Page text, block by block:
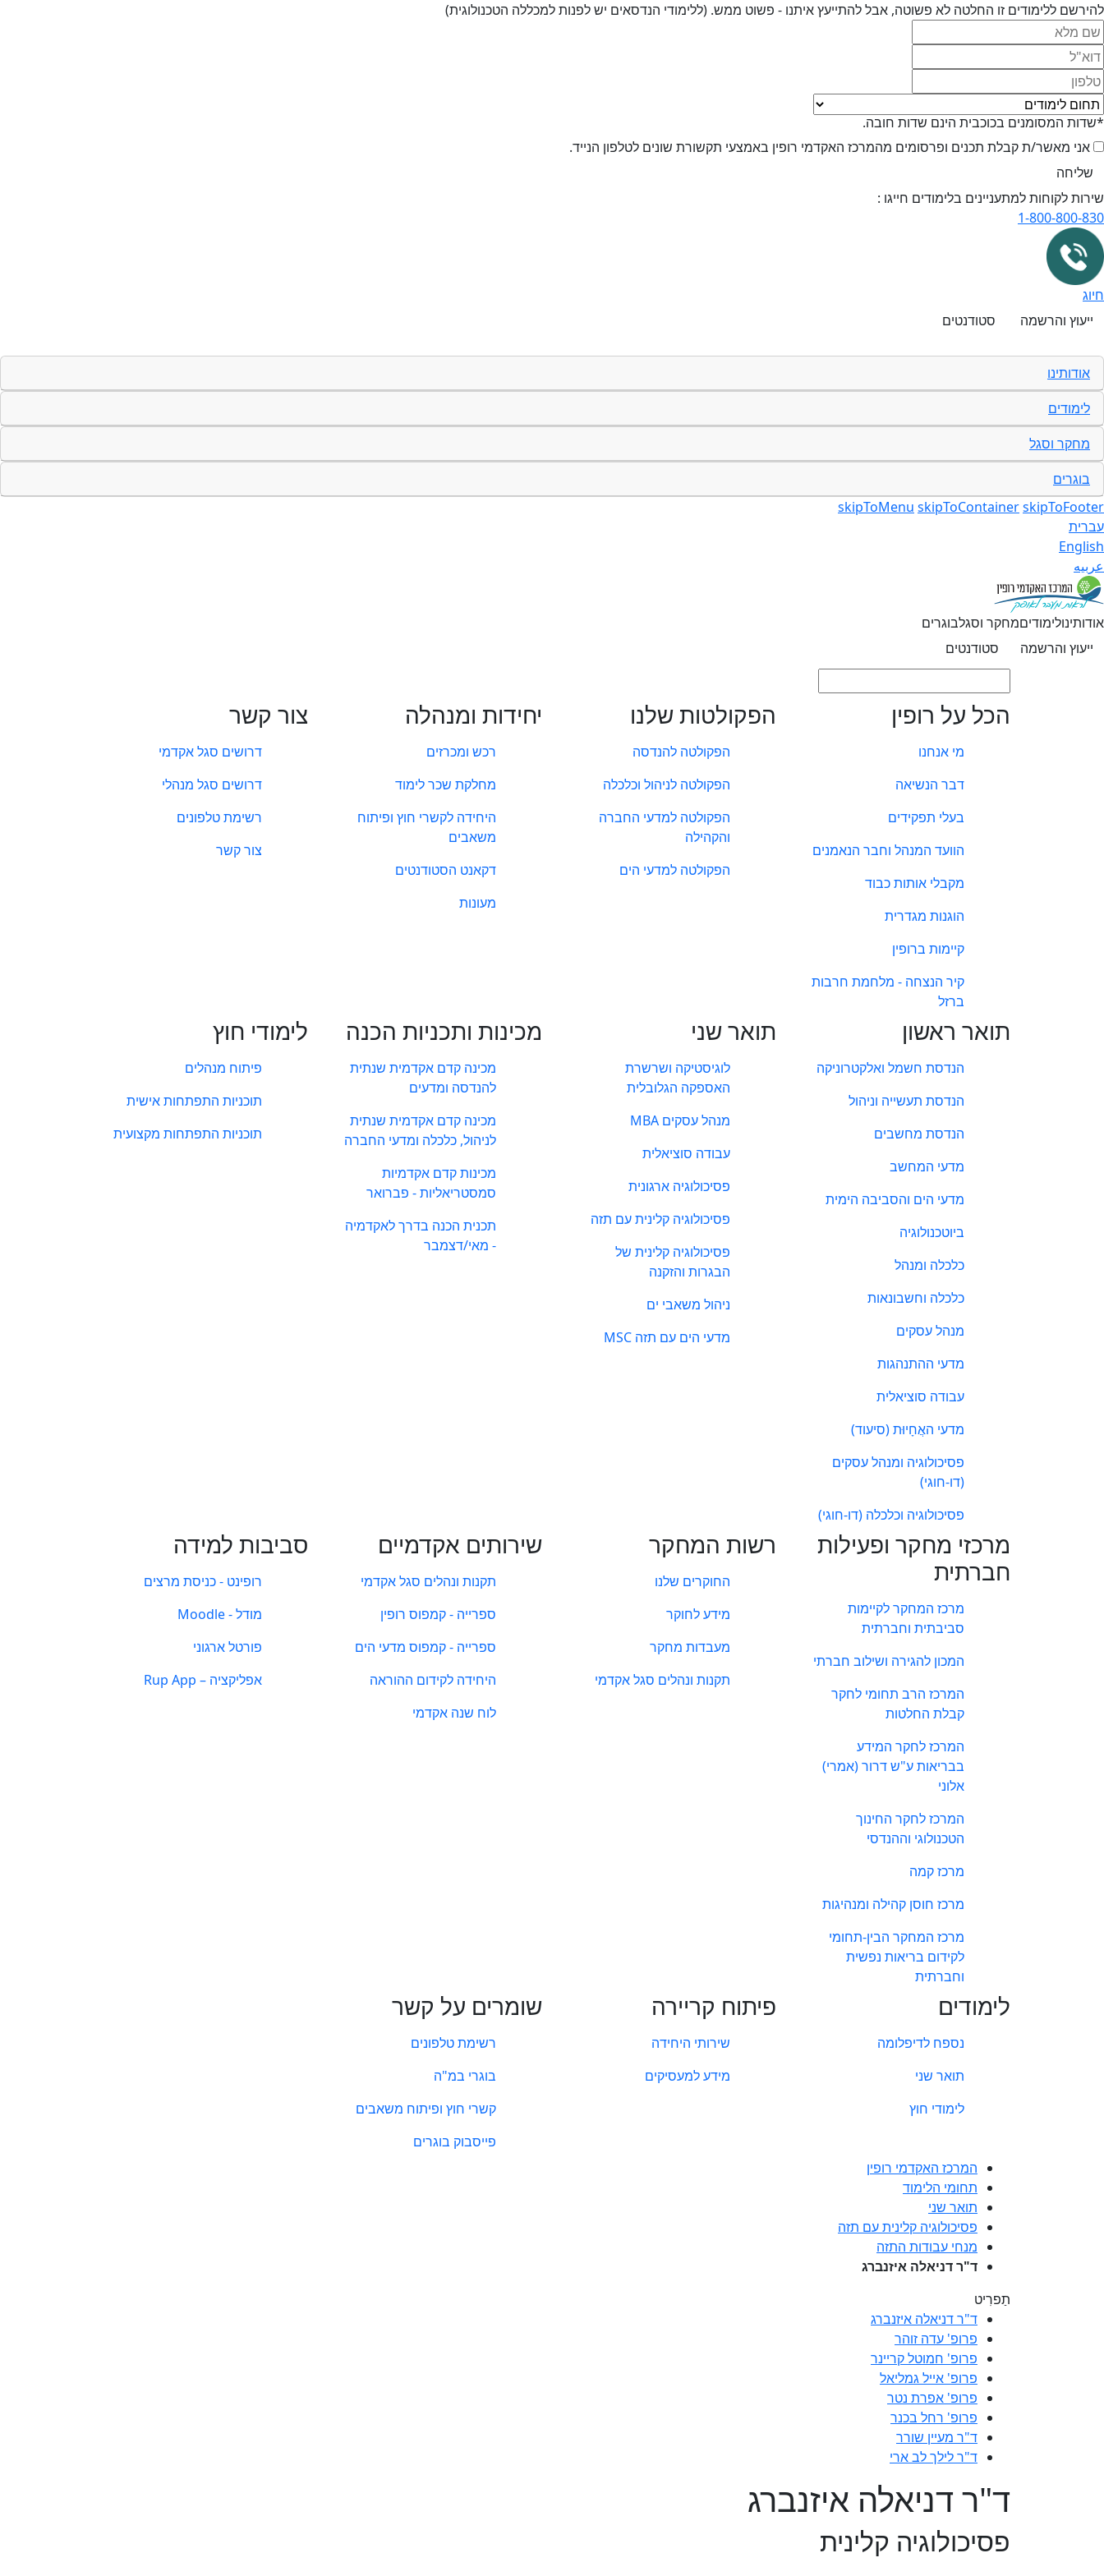
להירשם ללימודים זו החלטה לא פשוטה, אבל להתייעץ איתנו - פשוט ממש. (ללימודי הנדסאים יש לפנות למכללה הטכנולוגית)
*שדות המסומנים בכוכבית הינם שדות חובה.
אני מאשר/ת קבלת תכנים ופרסומים מהמרכז האקדמי רופין באמצעי תקשורת שונים לטלפון הנייד.
שירות לקוחות למתעניינים בלימודים חייגו :
1-800-800-830
חיוג
ייעוץ והרשמה
סטודנטים
אודותינו
לימודים
מחקר וסגל
בוגרים
skipToMenu skipToContainerskipToFooter
עברית
English
عربيه
אודותינולימודיםמחקר וסגלבוגרים
ייעוץ והרשמה
סטודנטים
הכל על רופין
מי אנחנו
דבר הנשיאה
בעלי תפקידים
הוועד המנהל וחבר הנאמנים
מקבלי אותות כבוד
הוגנות מגדרית
קיימות ברופין
קיר הנצחה - מלחמת חרבות
ברזל
הפקולטות שלנו
הפקולטה להנדסה
הפקולטה לניהול וכלכלה
הפקולטה למדעי החברה
והקהילה
הפקולטה למדעי הים
יחידות ומנהלה
רכש ומכרזים
מחלקת שכר לימוד
היחידה לקשרי חוץ ופיתוח
משאבים
דקאנט הסטודנטים
מעונות
צור קשר
דרושים סגל אקדמי
דרושים סגל מנהלי
רשימת טלפונים
צור קשר
תואר ראשון
הנדסת חשמל ואלקטרוניקה
הנדסת תעשייה וניהול
הנדסת מחשבים
מדעי המחשב
מדעי הים והסביבה הימית
ביוטכנולוגיה
כלכלה ומנהל
כלכלה וחשבונאות
מנהל עסקים
מדעי ההתנהגות
עבודה סוציאלית
מדעי האֲחָיוּת (סיעוד)
פסיכולוגיה ומנהל עסקים
(דו-חוגי)
פסיכולוגיה וכלכלה (דו-חוגי)
תואר שני
לוגיסטיקה ושרשרת
האספקה הגלובלית
מנהל עסקים MBA
עבודה סוציאלית
פסיכולוגיה ארגונית
פסיכולוגיה קלינית עם תזה
פסיכולוגיה קלינית של
הבגרות והזקנה
ניהול משאבי ים
מדעי הים עם תזה MSC
מכינות ותכניות הכנה
מכינה קדם אקדמית שנתית
להנדסה ומדעים
מכינה קדם אקדמית שנתית
לניהול, כלכלה ומדעי החברה
מכינות קדם אקדמיות
סמסטריאליות - פברואר
תכנית הכנה בדרך לאקדמיה
- מאי/דצמבר
לימודי חוץ
פיתוח מנהלים
תוכניות התפתחות אישית
תוכניות התפתחות מקצועית
מרכזי מחקר ופעילות
חברתית
מרכז המחקר לקיימות
סביבתית וחברתית
המכון להגירה ושילוב חברתי
המרכז הרב תחומי לחקר
קבלת החלטות
המרכז לחקר המידע
בבריאות ע"ש דרור (אמרי)
אלוני
המרכז לחקר החינוך
הטכנולוגי וההנדסי
מרכז קמה
מרכז חוסן קהילה ומנהיגות
מרכז המחקר הבין-תחומי
לקידום בריאות נפשית
וחברתית
רשות המחקר
החוקרים שלנו
מידע לחוקר
מעבדות מחקר
תקנות ונהלים סגל אקדמי
שירותים אקדמיים
תקנות ונהלים סגל אקדמי
ספרייה - קמפוס רופין
ספרייה - קמפוס מדעי הים
היחידה לקידום ההוראה
לוח שנה אקדמי
סביבות למידה
רופינט - כניסת מרצים
מודל - Moodle
פורטל ארגוני
אפליקציה – Rup App
לימודים
נספח לדיפלומה
תואר שני
לימודי חוץ
פיתוח קריירה
שירותי היחידה
מידע למעסיקים
שומרים על קשר
רשימת טלפונים
בוגרי במ"ה
קשרי חוץ ופיתוח משאבים
פייסבוק בוגרים
המרכז האקדמי רופין
תחומי הלימוד
תואר שני
פסיכולוגיה קלינית עם תזה
מנחי עבודות התזה
ד"ר דניאלה איזנברג
תַפרִיט
ד"ר דניאלה איזנברג
פרופ' עדה זוהר
פרופ' חמוטל קריינר
פרופ' אייל גמליאל
פרופ' אפרת נטר
פרופ' רחל בכנר
ד"ר מעיין שורר
ד"ר לילך לב ארי
ד"ר דניאלה איזנברג
פסיכולוגיה קלינית